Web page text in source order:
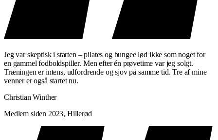
forbedrer din motorik
Stærkere ben og core
— spark og rotationer kræver mere end
Mental afløb— der er noget særligt ved at arbejde med fuld
kraft
PRAKTISK INFORMATION
Niveau: Alle niveauer — begyndere er velkomne
Jeg var skeptisk i starten – pilates og bungee lød ikke som noget for
en gammel fodboldspiller. Men efter én prøvetime var jeg solgt.
Træningen er intens, udfordrende og sjov på samme tid. Tre af mine
venner er også startet nu.
Christian Winther
Medlem siden 2023, Hillerød